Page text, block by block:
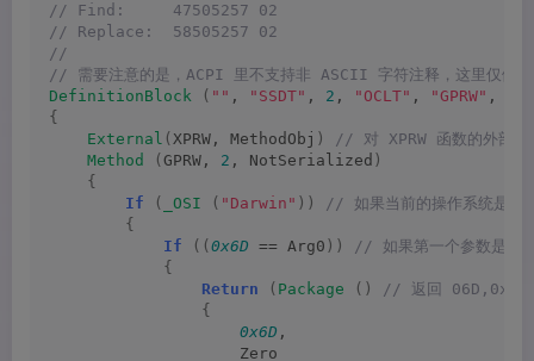
// Find:     47505257 02
// Replace:  58505257 02
//
// 需要注意的是，ACPI 里不支持非 ASCII 字符注释，这里仅做示
DefinitionBlock
( "" , "SSDT" , 2 , "OCLT" , "GPRW" ,
{
External ( XPRW, MethodObj )
// 对 XPRW 函数的外部引
Method
( GPRW, 2 , NotSerialized )
{
If
( _OSI ( "Darwin" ))
// 如果当前的操作系统是
{
If
(( 0x6D == Arg0 ))
// 如果第一个参数是
{
Return
( Package ()
// 返回 06D,0x00
{
0x6D ,
                    Zero